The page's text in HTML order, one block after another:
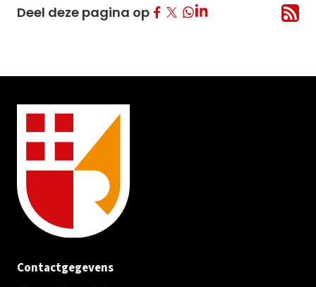
Deel deze pagina opDeel op Facebook
Deel op Twitter
Deel op Whatsapp
Deel op LinkedIn
Contactgegevens